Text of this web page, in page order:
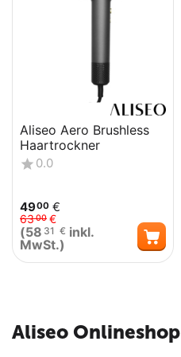
Aliseo Aero Brushless
Haartrockner
0.0
4900 €
6300 €
(58 31 € inkl.
MwSt.)
Aliseo Onlineshop